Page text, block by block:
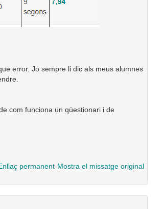
error. Jo sempre li dic als meus alumnes
com funciona un qüestionari i de
permanent Mostra el missatge original